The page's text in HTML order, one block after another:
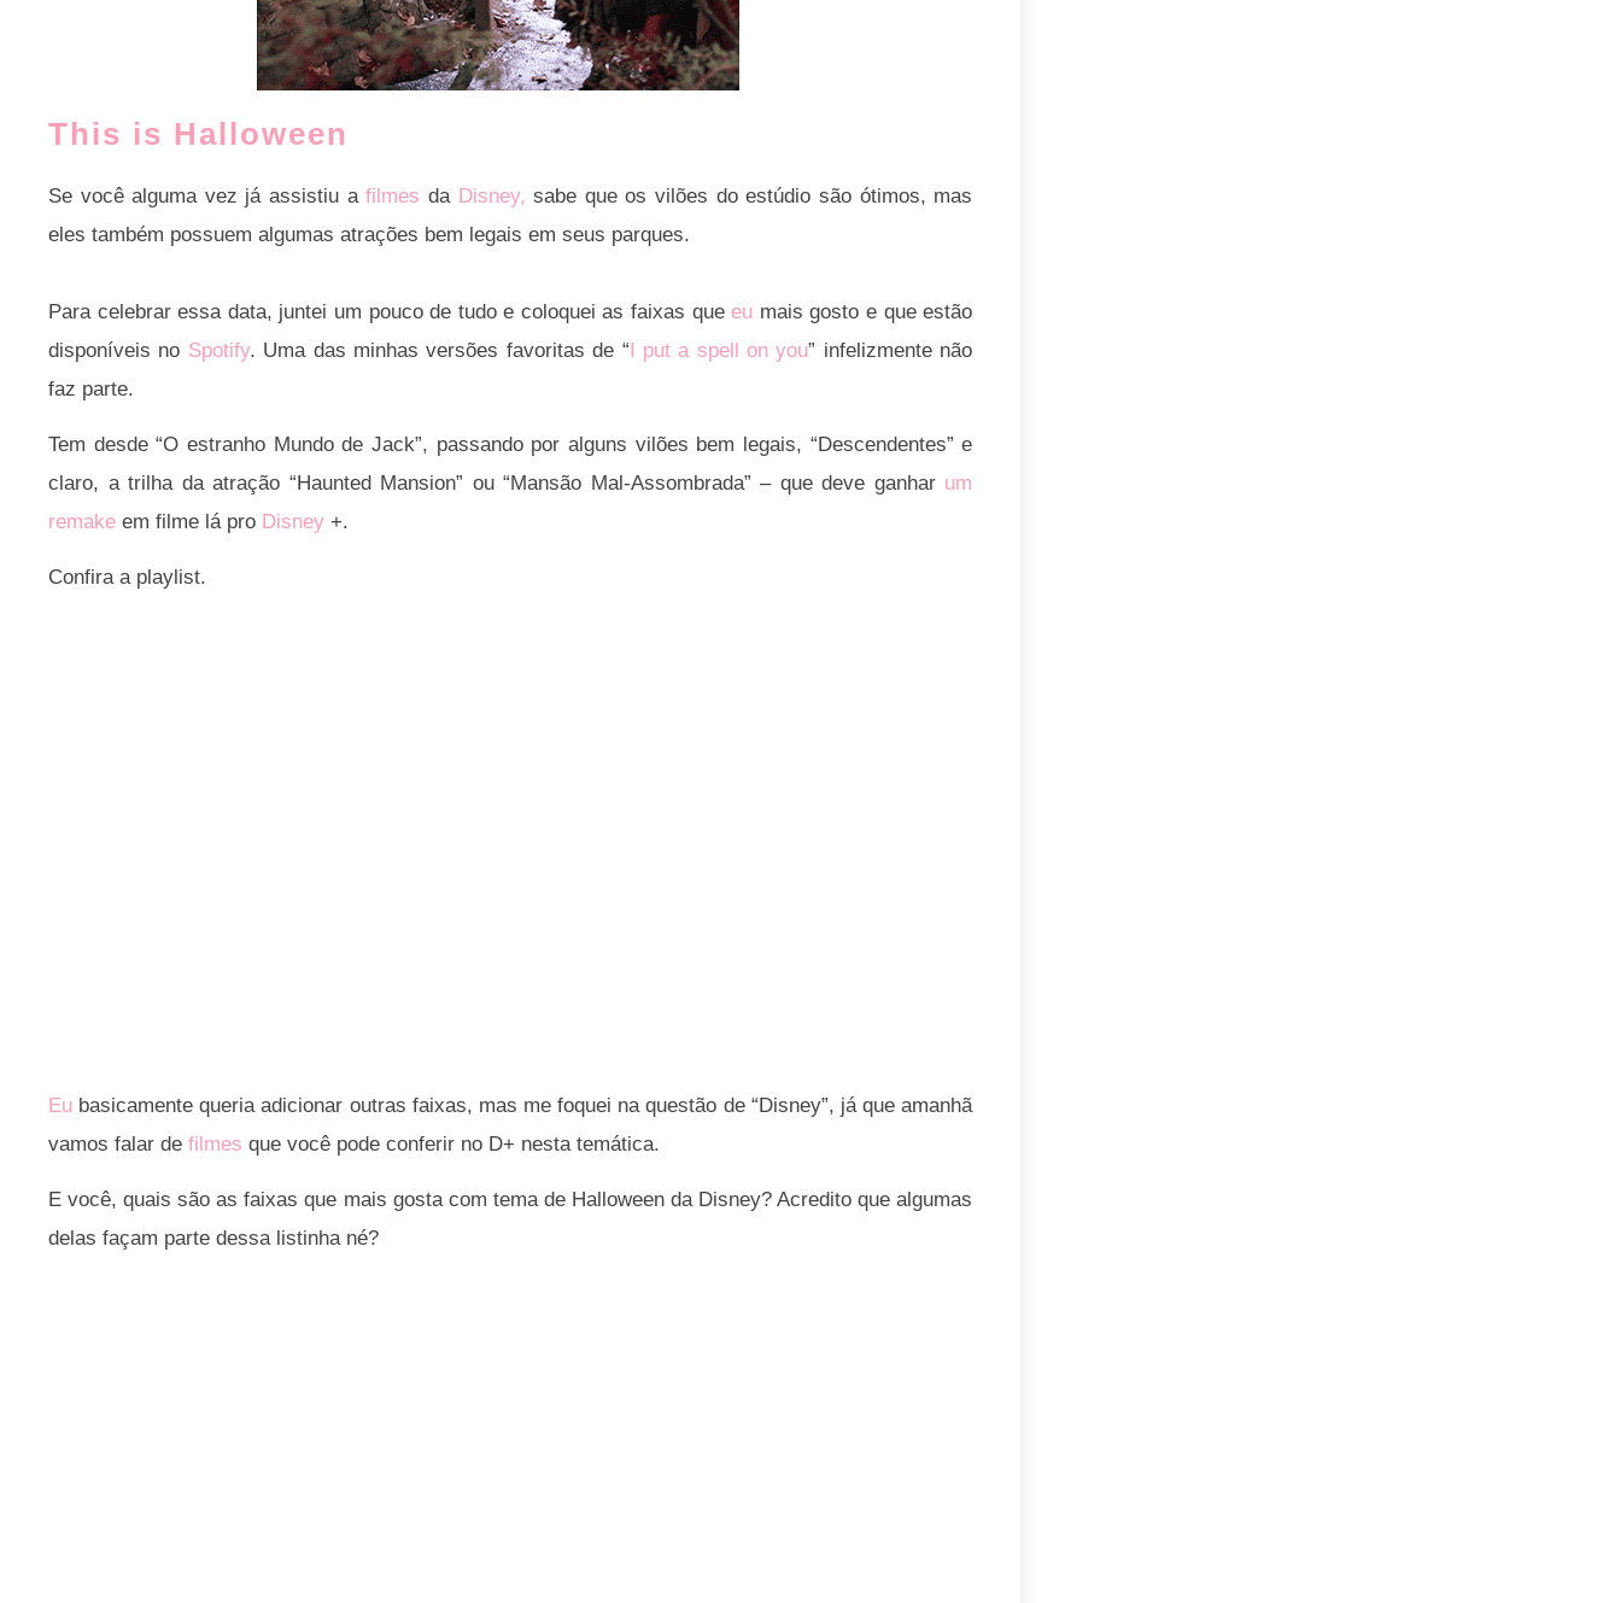
This is Halloween
Se você alguma vez já assistiu afilmes da Disney, sabe que os vilões do estúdio são ótimos, mas
eles também possuem algumas atrações bem legais em seus parques.
Para celebrar essa data, juntei um pouco de tudo e coloquei as faixas queeu mais gosto e que estão
disponíveis no Spotify. Uma das minhas versões favoritas de “I put a spell on you” infelizmente não
faz parte.
Tem desde “O estranho Mundo de Jack”, passando por alguns vilões bem legais, “Descendentes” e
claro, a trilha da atração “Haunted Mansion” ou “Mansão Mal-Assombrada” – que deve ganhar um
remake em filme lá pro Disney +.
Confira a playlist.
Eu basicamente queria adicionar outras faixas, mas me foquei na questão de “Disney”, já que amanhã
vamos falar de filmes que você pode conferir no D+ nesta temática.
E você, quais são as faixas que mais gosta com tema de Halloween da Disney? Acredito que algumas
delas façam parte dessa listinha né?